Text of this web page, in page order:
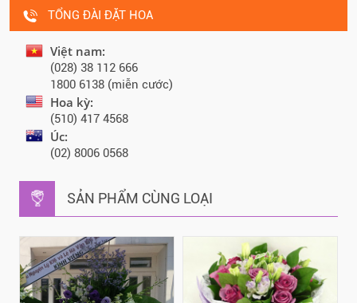
TỔNG ĐÀI ĐẶT HOA
Việt nam:
(028) 38 112 666
1800 6138 (miễn cước)
Hoa kỳ:
(510) 417 4568
Úc:
(02) 8006 0568
SẢN PHẨM CÙNG LOẠI